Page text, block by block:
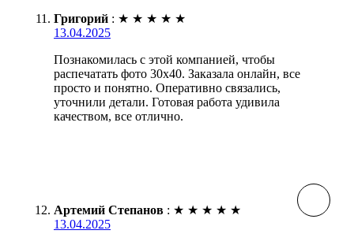
Григорий : ★ ★ ★ ★ ★
13.04.2025
Познакомилась с этой компанией, чтобы
распечатать фото 30х40. Заказала онлайн, все
просто и понятно. Оперативно связались,
уточнили детали. Готовая работа удивила
качеством, все отлично.
Артемий Степанов : ★ ★ ★ ★ ★
13.04.2025